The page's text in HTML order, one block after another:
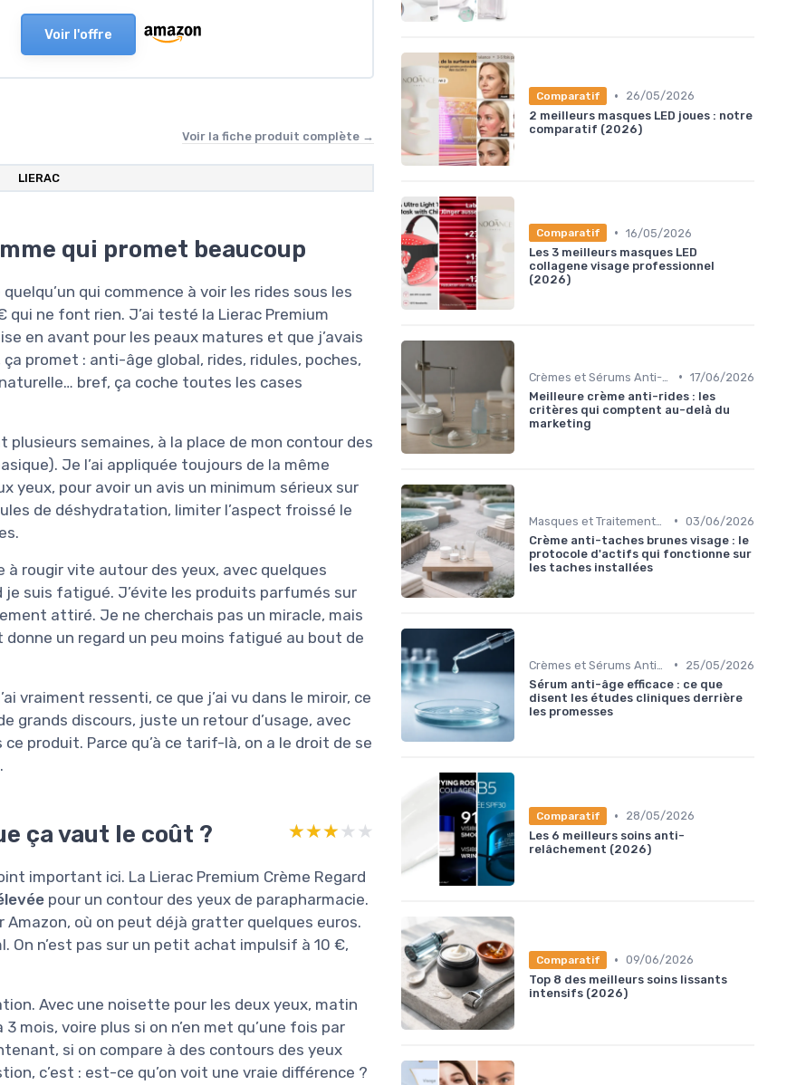
Voir l'offre
Voir la fiche produit complète →
LIERAC
qui promet beaucoup
qui commence à voir les rides sous les
qui ne font rien. J’ai testé la Lierac Premium
en avant pour les peaux matures et que j’avais
promet : anti-âge global, rides, ridules, poches,
bref, ça coche toutes les cases
semaines, à la place de mon contour des
Je l’ai appliquée toujours de la même
pour avoir un avis un minimum sérieux sur
de déshydratation, limiter l’aspect froissé le
rougir vite autour des yeux, avec quelques
suis fatigué. J’évite les produits parfumés sur
attiré. Je ne cherchais pas un miracle, mais
un regard un peu moins fatigué au bout de
vraiment ressenti, ce que j’ai vu dans le miroir, ce
grands discours, juste un retour d’usage, avec
produit. Parce qu’à ce tarif-là, on a le droit de se
ça vaut le coût ? ★★★★★
★★★★★
important ici. La Lierac Premium Crème Regard
pour un contour des yeux de parapharmacie.
Amazon, où on peut déjà gratter quelques euros.
On n’est pas sur un petit achat impulsif à 10 €,
Avec une noisette pour les deux yeux, matin
voire plus si on n’en met qu’une fois par
si on compare à des contours des yeux
c’est : est-ce qu’on voit une vraie différence ?
Comparatif •
26/05/2026
2 meilleurs masques LED joues : notre
comparatif (2026)
Comparatif • 16/05/2026
Les 3 meilleurs masques LED
collagene visage professionnel
(2026)
• 17/06/2026
Meilleure crème anti-rides : les
critères qui comptent au-delà du
marketing
• 03/06/2026
Crème anti-taches brunes visage : le
protocole d'actifs qui fonctionne sur
les taches installées
•
25/05/2026
Sérum anti-âge efficace : ce que
disent les études cliniques derrière
les promesses
Comparatif •
28/05/2026
Les 6 meilleurs soins anti-
relâchement (2026)
Comparatif • 09/06/2026
Top 8 des meilleurs soins lissants
intensifs (2026)